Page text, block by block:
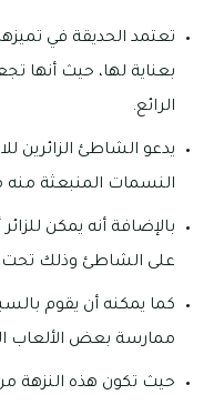
تعتمد الحديقة في
بعناية لها، حيث أنها
الرائع.
يدعو الشاطئ الزائرين
النسمات المنبعثة
بالإضافة أنه يمكن
على الشاطئ وذلك
كما يمكنه أن يقوم
ممارسة بعض الألعاب
حيث تكون هذه النزهة